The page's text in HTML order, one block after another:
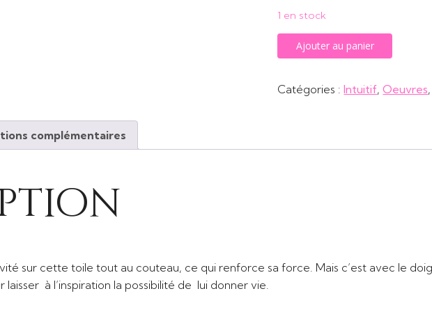
1 en stock
quantité
de
Maître
Ajouter au panier
Catégories :Intuitif,Oeuvres
complémentaires
sur cette toile tout au couteau, ce qui renforce sa force. Mais c’est avec le
à l’inspiration la possibilité de lui donner vie.